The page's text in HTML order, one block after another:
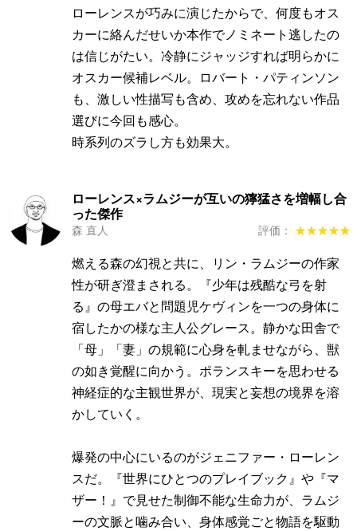
ローレンスが巧みに演じたからで、何度もオス
カーに絡んだせいか本作でノミネート逃したの
は信じがたい。冷静にジャッジすれば明らかに
オスカー候補レベル。ロバート・パティンソン
も、激しい性描写も含め、攻めを忘れない作品
選びに今回も感心。
時系列のズラし方も効果大。
ローレンス×ラムジーが互いの獰猛さを増幅し合
った傑作
森 直人 評価： ★★★★★
★★★★★
燃える森の幻視と共に、リン・ラムジーの作家
性が研ぎ澄まされる。『少年は残酷な弓を射
る』の母エバと問題児ケヴィンを一つの身体に
宿したかの様な主人公グレース。静かな田舎で
「母」「妻」の規範に心身を軋ませながら、獣
の如き覚醒に向かう。ポランスキーを思わせる
神経症的な主観世界が、現実と妄想の境界を溶
かしていく。
爆発の中心にいるのがジェニファー・ローレン
スだ。『世界にひとつのプレイブック』や『マ
ザー！』で見せた制御不能な生命力が、ラムジ
ーの文脈と噛み合い、身体感覚ごと物語を駆動